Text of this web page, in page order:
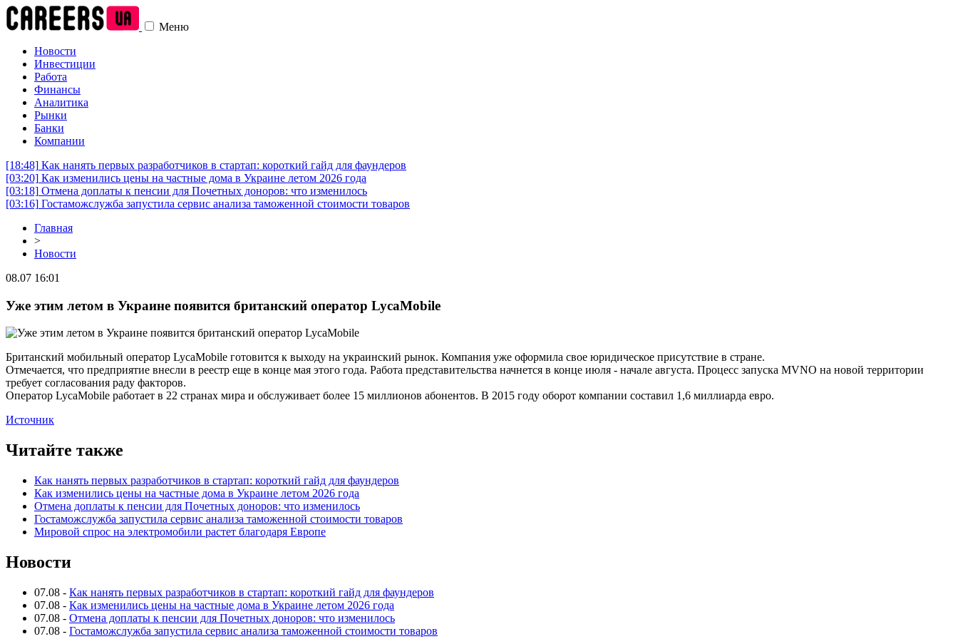
Меню
Новости
Инвестиции
Работа
Финансы
Аналитика
Рынки
Банки
Компании
[18:48] Как нанять первых разработчиков в стартап: короткий гайд для фаундеров
[03:20] Как изменились цены на частные дома в Украине летом 2026 года
[03:18] Отмена доплаты к пенсии для Почетных доноров: что изменилось
[03:16] Гостаможслужба запустила сервис анализа таможенной стоимости товаров
Главная
>
Новости
08.07 16:01
Уже этим летом в Украине появится британский оператор LycaMobile
Британский мобильный оператор LycaMobile готовится к выходу на украинский рынок. Компания уже оформила свое юридическое присутствие в стране.
Отмечается, что предприятие внесли в реестр еще в конце мая этого года. Работа представительства начнется в конце июля - начале августа. Процесс запуска MVNO на новой территории
требует согласования раду факторов.
Оператор LycaMobile работает в 22 странах мира и обслуживает более 15 миллионов абонентов. В 2015 году оборот компании составил 1,6 миллиарда евро.
Источник
Читайте также
Как нанять первых разработчиков в стартап: короткий гайд для фаундеров
Как изменились цены на частные дома в Украине летом 2026 года
Отмена доплаты к пенсии для Почетных доноров: что изменилось
Гостаможслужба запустила сервис анализа таможенной стоимости товаров
Мировой спрос на электромобили растет благодаря Европе
Новости
07.08 - Как нанять первых разработчиков в стартап: короткий гайд для фаундеров
07.08 - Как изменились цены на частные дома в Украине летом 2026 года
07.08 - Отмена доплаты к пенсии для Почетных доноров: что изменилось
07.08 - Гостаможслужба запустила сервис анализа таможенной стоимости товаров